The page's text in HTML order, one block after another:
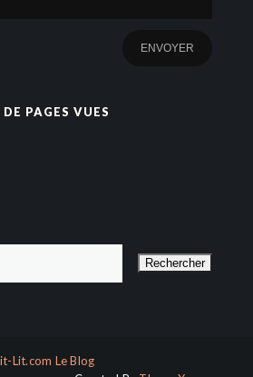
PAGES VUES
Lit.com Le Blog